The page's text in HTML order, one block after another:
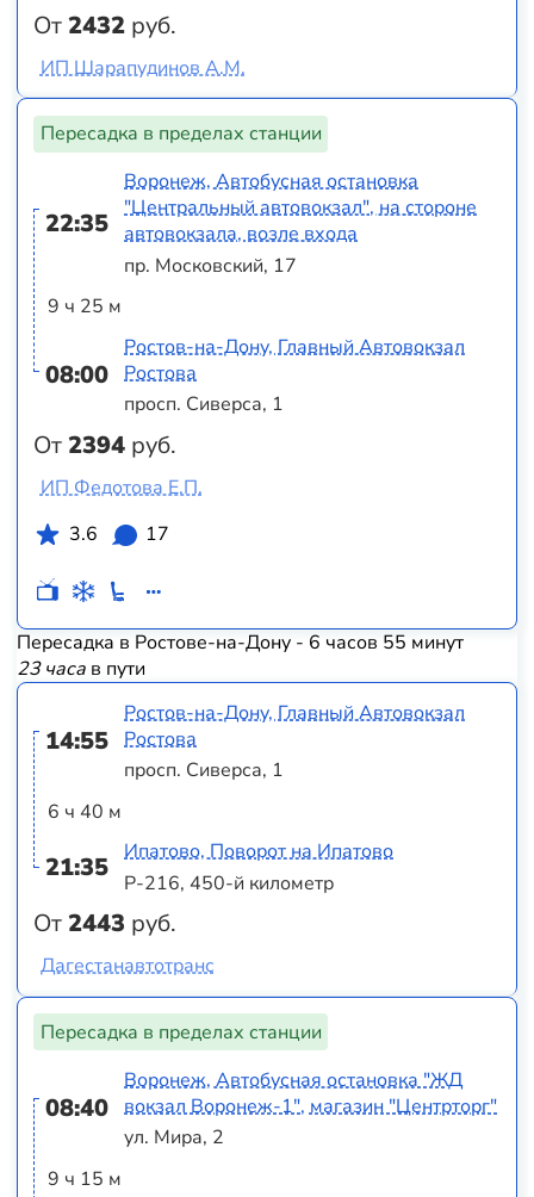
От2432 руб.
ИП Шарапудинов А.М.
Пересадка в пределах станции
22:35
9 ч 25 м
08:00
От2394 руб.
Воронеж, Автобусная остановка
"Центральный автовокзал", на стороне
автовокзала, возле входа
пр. Московский, 17
Ростов-на-Дону, Главный Автовокзал
Ростова
просп. Сиверса, 1
ИП Федотова Е.П.
3.6
17
Пересадка в Ростове-на-Дону - 6 часов 55 минут
23 часав пути
14:55
6 ч 40 м
21:35
От2443 руб.
Ростов-на-Дону, Главный Автовокзал
Ростова
просп. Сиверса, 1
Ипатово, Поворот на Ипатово
Р-216, 450-й километр
Дагестанавтотранс
Пересадка в пределах станции
08:40
9 ч 15 м
Воронеж, Автобусная остановка "ЖД
вокзал Воронеж-1", магазин "Центрторг"
ул. Мира, 2